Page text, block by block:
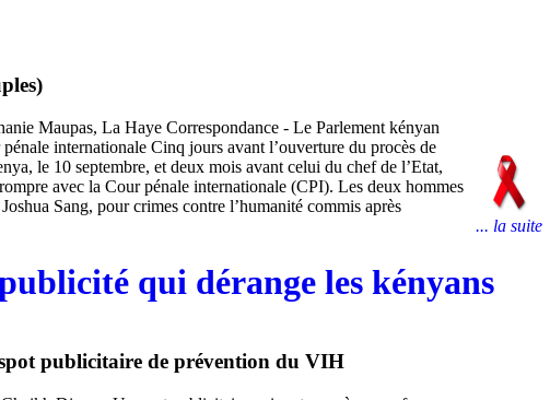
Maupas, La Haye Correspondance - Le Parlement kényan
internationale Cinq jours avant l’ouverture du procès de
le 10 septembre, et deux mois avant celui du chef de l’Etat,
avec la Cour pénale internationale (CPI). Les deux hommes
Sang, pour crimes contre l’humanité commis après
... la suite
qui dérange les kényans
publicitaire de prévention du VIH